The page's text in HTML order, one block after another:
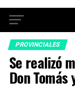
PROVINCIALES
Se realizó
Don